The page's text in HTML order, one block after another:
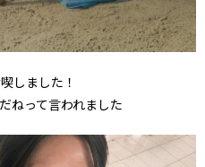
しました！
ねって言われました